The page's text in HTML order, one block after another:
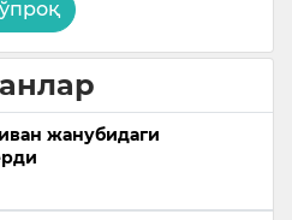
жанубидаги